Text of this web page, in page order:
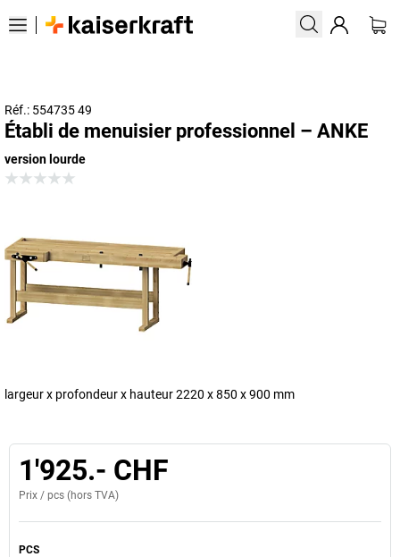
Réf.: 554735 49
Établi de menuisier professionnel – ANKE
version lourde
largeur x profondeur x hauteur 2220 x 850 x 900 mm
1'925.- CHF
Prix / pcs (hors TVA)
PCS